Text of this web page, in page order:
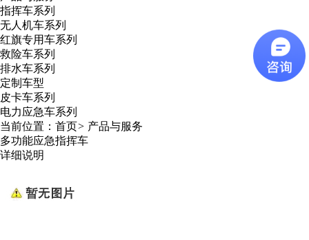
指挥车系列
无人机车系列
红旗专用车系列
救险车系列
排水车系列
定制车型
皮卡车系列
电力应急车系列
当前位置： 首页> 产品与服务
多功能应急指挥车
详细说明